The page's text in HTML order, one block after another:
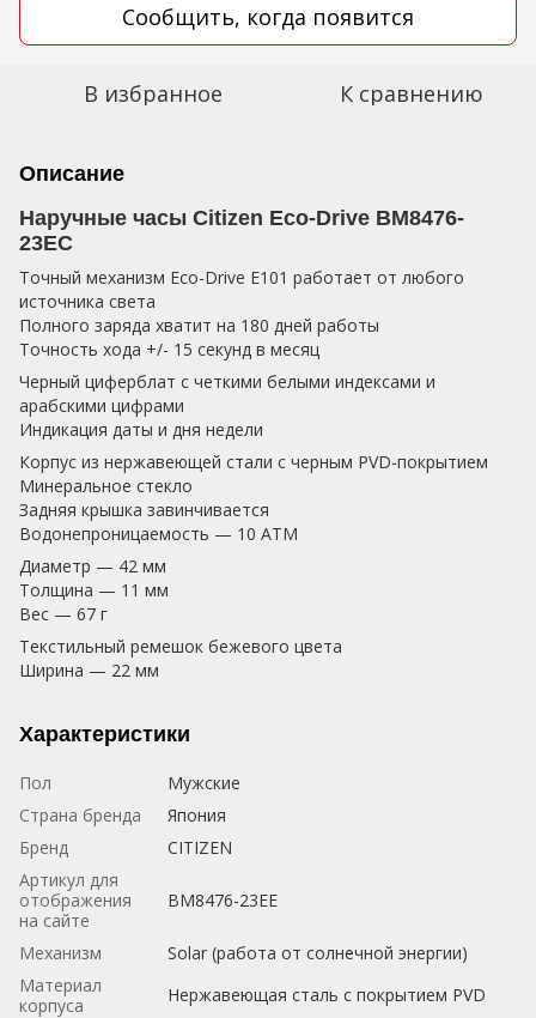
Сообщить, когда появится
В избранное К сравнению
Описание
Наручные часы Citizen Eco-Drive BM8476-
23EC
Точный механизм Eco-Drive E101 работает от любого
источника света
Полного заряда хватит на 180 дней работы
Точность хода +/- 15 секунд в месяц
Черный циферблат с четкими белыми индексами и
арабскими цифрами
Индикация даты и дня недели
Корпус из нержавеющей стали с черным PVD-покрытием
Минеральное стекло
Задняя крышка завинчивается
Водонепроницаемость — 10 АТМ
Диаметр — 42 мм
Толщина — 11 мм
Вес — 67 г
Текстильный ремешок бежевого цвета
Ширина — 22 мм
Характеристики
Пол
Мужские
Страна бренда
Япония
Бренд
CITIZEN
Артикул для
отображения
на сайте
BM8476-23EE
Механизм
Solar (работа от солнечной энергии)
Материал
корпуса
Нержавеющая сталь с покрытием PVD